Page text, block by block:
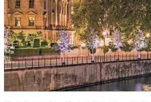
K
T
I
O
N
M
I
T
H
S
O
P
E
R
I
N
M
Ü